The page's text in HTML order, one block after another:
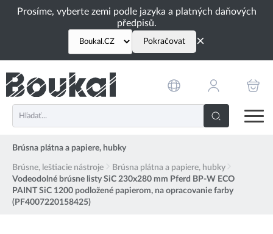
Prosíme, vyberte zemi podle jazyka a platných daňových
předpisů.
Pokračovat ×
Brúsna plátna a papiere, hubky
Brúsne, leštiacie nástroje
Brúsna plátna a papiere, hubky
Vodeodolné brúsne listy SiC 230x280 mm Pferd BP-W ECO
PAINT SiC 1200 podložené papierom, na opracovanie farby
(PF4007220158425)